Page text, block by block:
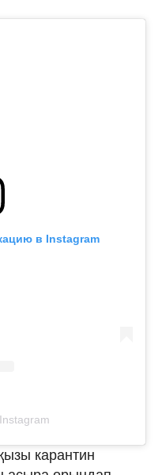
в Instagram
карантин